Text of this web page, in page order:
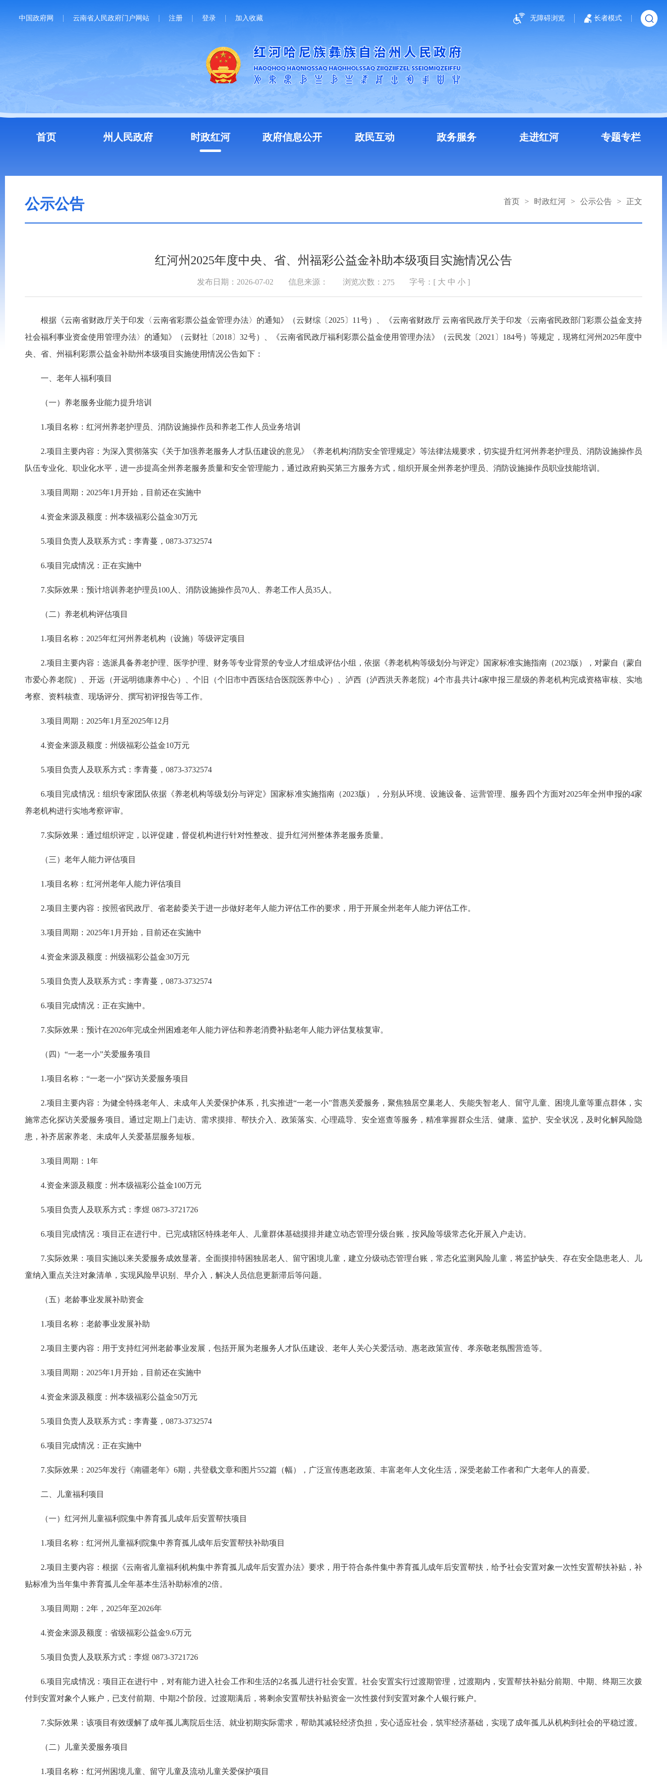
中国政府网 云南省人民政府门户网站 注册 登录 加入收藏 无障碍浏览 长者模式
首页 州人民政府 时政红河 政府信息公开 政民互动 政务服务 走进红河 专题专栏
公示公告 首页 > 时政红河 > 公示公告 > 正文
红河州2025年度中央、省、州福彩公益金补助本级项目实施情况公告
发布日期：2026-07-02 信息来源： 浏览次数： 275 字号：[ 大 中 小 ]
根据《云南省财政厅关于印发〈云南省彩票公益金管理办法〉的通知》（云财综〔2025〕11号）、《云南省财政厅 云南省民政厅关于印发 〈云南省民政部门彩票公益金支持
社会福利事业资金使用管理办法〉 的通知》（云财社〔2018〕32号）、《云南省民政厅福利彩票公益金使用管理办法》（云民发〔2021〕184号）等规定，现将红河州2025年度中
央、省、州福利彩票公益金补助州本级项目实施使用情况公告如下：
一、老年人福利项目
（一）养老服务业能力提升培训
1.项目名称：红河州养老护理员、消防设施操作员和养老工作人员业务培训
2.项目主要内容：为深入贯彻落实《关于加强养老服务人才队伍建设的意见》《养老机构消防安全管理规定》等法律法规要求，切实提升红河州养老护理员、消防设施操作员
队伍专业化、职业化水平，进一步提高全州养老服务质量和安全管理能力，通过政府购买第三方服务方式，组织开展全州养老护理员、消防设施操作员职业技能培训。
3.项目周期：2025年1月开始，目前还在实施中
4.资金来源及额度：州本级福彩公益金30万元
5.项目负责人及联系方式：李青蔓，0873-3732574
6.项目完成情况：正在实施中
7.实际效果：预计培训养老护理员100人、消防设施操作员70人、养老工作人员35人。
（二）养老机构评估项目
1.项目名称：2025年红河州养老机构（设施）等级评定项目
2.项目主要内容：选派具备养老护理、医学护理、财务等专业背景的专业人才组成评估小组，依据《养老机构等级划分与评定》国家标准实施指南（2023版），对蒙自（蒙自
市爱心养老院）、开远（开远明德康养中心）、个旧（个旧市中西医结合医院医养中心）、泸西（泸西洪天养老院）4个市县共计4家申报三星级的养老机构完成资格审核、实地
考察、资料核查、现场评分、撰写初评报告等工作。
3.项目周期：2025年1月至2025年12月
4.资金来源及额度：州级福彩公益金10万元
5.项目负责人及联系方式：李青蔓，0873-3732574
6.项目完成情况：组织专家团队依据《养老机构等级划分与评定》国家标准实施指南（2023版），分别从环境、设施设备、运营管理、服务四个方面对2025年全州申报的4家
养老机构进行实地考察评审。
7.实际效果：通过组织评定，以评促建，督促机构进行针对性整改、提升红河州整体养老服务质量。
（三）老年人能力评估项目
1.项目名称：红河州老年人能力评估项目
2.项目主要内容：按照省民政厅、省老龄委关于进一步做好老年人能力评估工作的要求，用于开展全州老年人能力评估工作。
3.项目周期：2025年1月开始，目前还在实施中
4.资金来源及额度：州级福彩公益金30万元
5.项目负责人及联系方式：李青蔓，0873-3732574
6.项目完成情况：正在实施中。
7.实际效果：预计在2026年完成全州困难老年人能力评估和养老消费补贴老年人能力评估复核复审。
（四）“一老一小”关爱服务项目
1.项目名称：“一老一小”探访关爱服务项目
2.项目主要内容：为健全特殊老年人、未成年人关爱保护体系，扎实推进“一老一小”普惠关爱服务，聚焦独居空巢老人、失能失智老人、留守儿童、困境儿童等重点群体，实
施常态化探访关爱服务项目。通过定期上门走访、需求摸排、帮扶介入、政策落实、心理疏导、安全巡查等服务，精准掌握群众生活、健康、监护、安全状况，及时化解风险隐
患，补齐居家养老、未成年人关爱基层服务短板。
3.项目周期：1年
4.资金来源及额度：州本级福彩公益金100万元
5.项目负责人及联系方式：李煜 0873-3721726
6.项目完成情况：项目正在进行中。已完成辖区特殊老年人、儿童群体基础摸排并建立动态管理分级台账，按风险等级常态化开展入户走访。
7.实际效果：项目实施以来关爱服务成效显著。全面摸排特困独居老人、留守困境儿童，建立分级动态管理台账，常态化监测风险儿童，将监护缺失、存在安全隐患老人、儿
童纳入重点关注对象清单，实现风险早识别、早介入，解决人员信息更新滞后等问题。
（五）老龄事业发展补助资金
1.项目名称：老龄事业发展补助
2.项目主要内容：用于支持红河州老龄事业发展，包括开展为老服务人才队伍建设、老年人关心关爱活动、惠老政策宣传、孝亲敬老氛围营造等。
3.项目周期：2025年1月开始，目前还在实施中
4.资金来源及额度：州本级福彩公益金50万元
5.项目负责人及联系方式：李青蔓，0873-3732574
6.项目完成情况：正在实施中
7.实际效果：2025年发行《南疆老年》6期，共登载文章和图片552篇（幅），广泛宣传惠老政策、丰富老年人文化生活，深受老龄工作者和广大老年人的喜爱。
二、儿童福利项目
（一）红河州儿童福利院集中养育孤儿成年后安置帮扶项目
1.项目名称：红河州儿童福利院集中养育孤儿成年后安置帮扶补助项目
2.项目主要内容：根据《云南省儿童福利机构集中养育孤儿成年后安置办法》要求，用于符合条件集中养育孤儿成年后安置帮扶，给予社会安置对象一次性安置帮扶补贴，补
贴标准为当年集中养育孤儿全年基本生活补助标准的2倍。
3.项目周期：2年，2025年至2026年
4.资金来源及额度：省级福彩公益金9.6万元
5.项目负责人及联系方式：李煜 0873-3721726
6.项目完成情况：项目正在进行中，对有能力进入社会工作和生活的2名孤儿进行社会安置。社会安置实行过渡期管理，过渡期内，安置帮扶补贴分前期、中期、终期三次拨
付到安置对象个人账户，已支付前期、中期2个阶段。过渡期满后，将剩余安置帮扶补贴资金一次性拨付到安置对象个人银行账户。
7.实际效果：该项目有效缓解了成年孤儿离院后生活、就业初期实际需求，帮助其减轻经济负担，安心适应社会，筑牢经济基础，实现了成年孤儿从机构到社会的平稳过渡。
（二）儿童关爱服务项目
1.项目名称：红河州困境儿童、留守儿童及流动儿童关爱保护项目